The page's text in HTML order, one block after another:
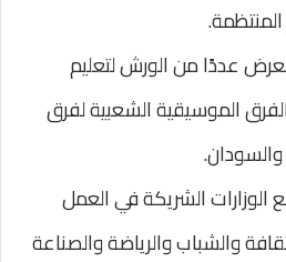
عددًا من الورش لتعليم
الموسيقية الشعبية لفرق
الشريكة في العمل
والشباب والرياضة والصناعة